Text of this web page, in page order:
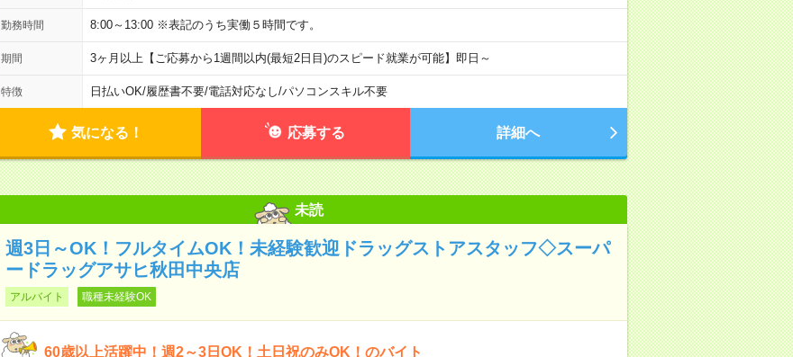
勤務時間 8:00～13:00 ※表記のうち実働５時間です。
期間 3ヶ月以上【ご応募から1週間以内(最短2日目)のスピード就業が可能】即日～
特徴 日払いOK/履歴書不要/電話対応なし/パソコンスキル不要
気になる！ 応募する 詳細へ
未読
週3日～OK！フルタイムOK！未経験歓迎ドラッグストアスタッフ◇スーパ
ードラッグアサヒ秋田中央店
アルバイト 職種未経験OK
60歳以上活躍中！週2～3日OK！土日祝のみOK！のバイト